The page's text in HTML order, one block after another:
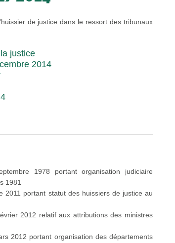
de justice dans le ressort des tribunaux
justice
2014
4
1978 portant organisation judiciaire
1981
2011 portant statut des huissiers de justice au
2012 relatif aux attributions des ministres
2012 portant organisation des départements